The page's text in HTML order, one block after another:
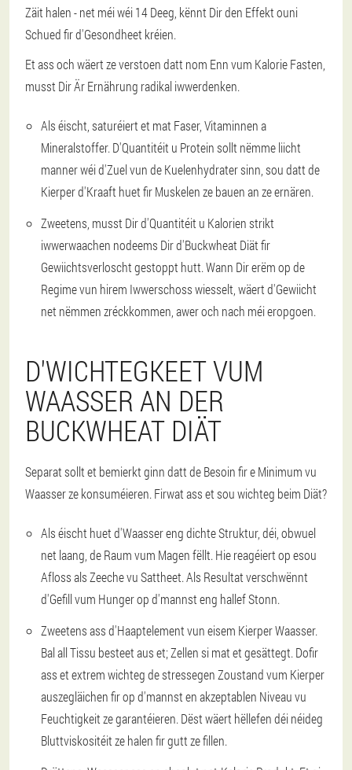
Zäit halen - net méi wéi 14 Deeg, kënnt Dir den Effekt ouni
Schued fir d'Gesondheet kréien.
Et ass och wäert ze verstoen datt nom Enn vum Kalorie Fasten,
musst Dir Är Ernährung radikal iwwerdenken.
Als éischt, saturéiert et mat Faser, Vitaminnen a
Mineralstoffer. D'Quantitéit u Protein sollt nëmme liicht
manner wéi d'Zuel vun de Kuelenhydrater sinn, sou datt de
Kierper d'Kraaft huet fir Muskelen ze bauen an ze ernären.
Zweetens, musst Dir d'Quantitéit u Kalorien strikt
iwwerwaachen nodeems Dir d'Buckwheat Diät fir
Gewiichtsverloscht gestoppt hutt. Wann Dir erëm op de
Regime vun hirem Iwwerschoss wiesselt, wäert d'Gewiicht
net nëmmen zréckkommen, awer och nach méi eropgoen.
D'WICHTEGKEET VUM
WAASSER AN DER
BUCKWHEAT DIÄT
Separat sollt et bemierkt ginn datt de Besoin fir e Minimum vu
Waasser ze konsuméieren. Firwat ass et sou wichteg beim Diät?
Als éischt huet d'Waasser eng dichte Struktur, déi, obwuel
net laang, de Raum vum Magen fëllt. Hie reagéiert op esou
Afloss als Zeeche vu Sattheet. Als Resultat verschwënnt
d'Gefill vum Hunger op d'mannst eng hallef Stonn.
Zweetens ass d'Haaptelement vun eisem Kierper Waasser.
Bal all Tissu besteet aus et; Zellen si mat et gesättegt. Dofir
ass et extrem wichteg de stressegen Zoustand vum Kierper
auszegläichen fir op d'mannst en akzeptablen Niveau vu
Feuchtigkeit ze garantéieren. Dëst wäert hëllefen déi néideg
Bluttviskositéit ze halen fir gutt ze fillen.